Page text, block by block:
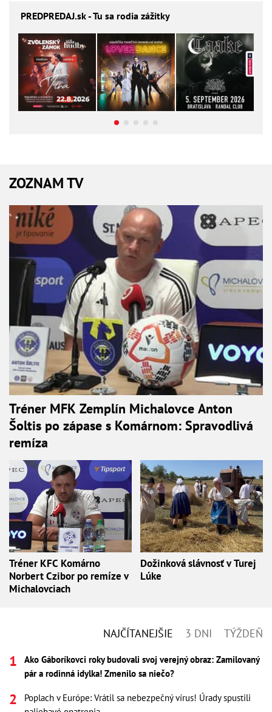
PREDPREDAJ.sk - Tu sa rodia zážitky
ZOZNAM TV
Tréner MFK Zemplín Michalovce Anton
Šoltis po zápase s Komárnom: Spravodlivá
remíza
Tréner KFC Komárno
Norbert Czibor po remíze v
Michalovciach
Dožinková slávnosť v Turej
Lúke
NAJČÍTANEJŠIE 3 DNI TÝŽDEŇ
Ako Gáboríkovci roky budovali svoj verejný obraz: Zamilovaný
pár a rodinná idylka! Zmenilo sa niečo?
Poplach v Európe: Vrátil sa nebezpečný vírus! Úrady spustili